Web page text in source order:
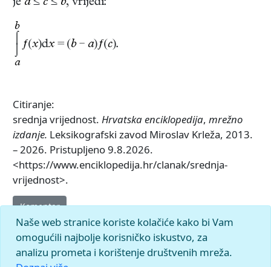
je a≤ c ≤ b, vrijedi:
b
a
ƒ(x)dx = (b− a)ƒ(c).
Citiranje:
srednja vrijednost. Hrvatska enciklopedija, mrežno
izdanje. Leksikografski zavod Miroslav Krleža, 2013.
– 2026. Pristupljeno 9.8.2026.
<https://www.enciklopedija.hr/clanak/srednja-
vrijednost>.
Komentar
Naše web stranice koriste kolačiće kako bi Vam
omogućili najbolje korisničko iskustvo, za
analizu prometa i korištenje društvenih mreža.